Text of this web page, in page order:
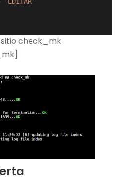
‘EDITAR’
sitio check_mk